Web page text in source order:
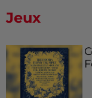
Jeux